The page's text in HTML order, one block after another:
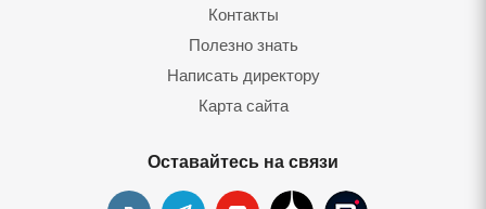
Контакты
Полезно знать
Написать директору
Карта сайта
Оставайтесь на связи